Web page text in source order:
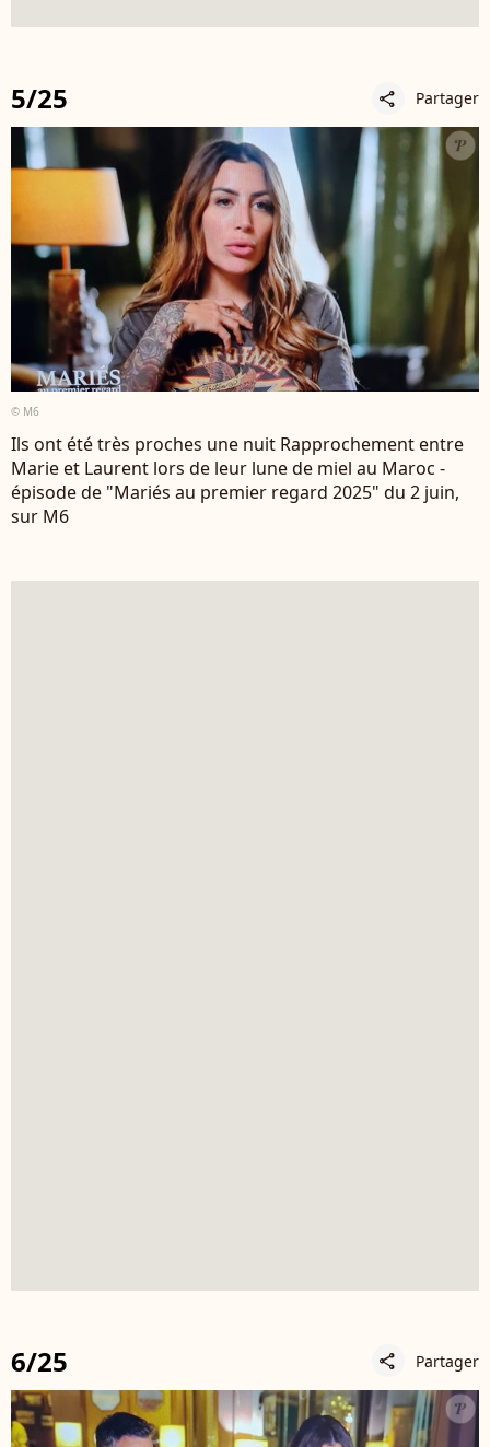
5/25 share Partager
© M6
Ils ont été très proches une nuit Rapprochement entre
Marie et Laurent lors de leur lune de miel au Maroc -
épisode de "Mariés au premier regard 2025" du 2 juin,
sur M6
6/25 share Partager